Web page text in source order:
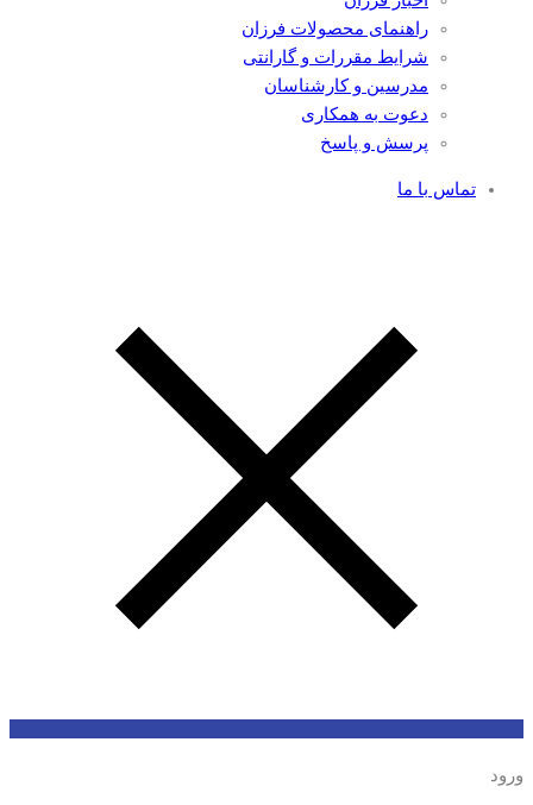
راهنمای محصولات فرزان
شرایط مقررات و گارانتی
مدرسین و کارشناسان
دعوت به همکاری
پرسش و پاسخ
تماس با ما
ورود